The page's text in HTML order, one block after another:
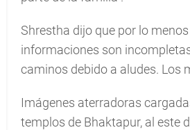
Shrestha dijo que por lo
informaciones son
caminos debido a aludes. Los
Imágenes aterradoras
templos de Bhaktapur, al este